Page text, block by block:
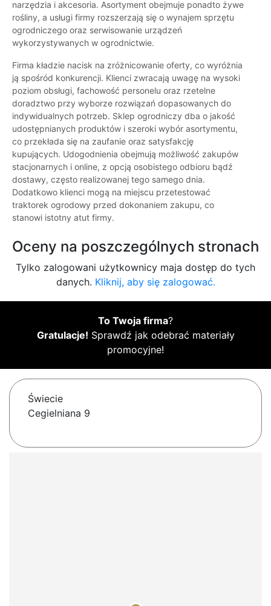
narzędzia i akcesoria. Asortyment obejmuje ponadto żywe
rośliny, a usługi firmy rozszerzają się o wynajem sprzętu
ogrodniczego oraz serwisowanie urządzeń
wykorzystywanych w ogrodnictwie.
Firma kładzie nacisk na zróżnicowanie oferty, co wyróżnia
ją spośród konkurencji. Klienci zwracają uwagę na wysoki
poziom obsługi, fachowość personelu oraz rzetelne
doradztwo przy wyborze rozwiązań dopasowanych do
indywidualnych potrzeb. Sklep ogrodniczy dba o jakość
udostępnianych produktów i szeroki wybór asortymentu,
co przekłada się na zaufanie oraz satysfakcję
kupujących. Udogodnienia obejmują możliwość zakupów
stacjonarnych i online, z opcją osobistego odbioru bądź
dostawy, często realizowanej tego samego dnia.
Dodatkowo klienci mogą na miejscu przetestować
traktorek ogrodowy przed dokonaniem zakupu, co
stanowi istotny atut firmy.
Oceny na poszczególnych stronach
Tylko zalogowani użytkownicy maja dostęp do tych
danych. Kliknij, aby się zalogować.
To Twoja firma?
Gratulacje! Sprawdź jak odebrać materiały
promocyjne!
Świecie
Cegielniana 9